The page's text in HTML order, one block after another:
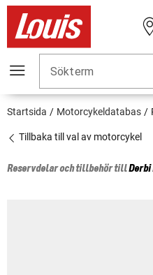
Sökterm
Startsida Motorcykeldatabas
Tillbaka till val av motorcykel
Reservdelar och tillbehör tillDerbi